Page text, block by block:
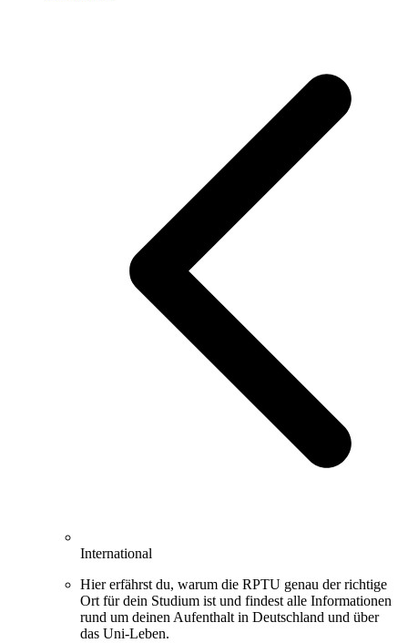
International
Hier erfährst du, warum die RPTU genau der richtige
Ort für dein Studium ist und findest alle Informationen
rund um deinen Aufenthalt in Deutschland und über
das Uni-Leben.